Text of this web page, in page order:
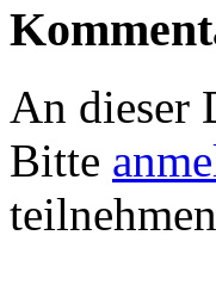
An dieser
Bitte